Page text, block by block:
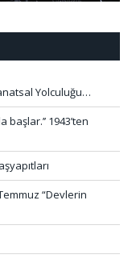
Yolculuğu…
1943’ten
“Devlerin